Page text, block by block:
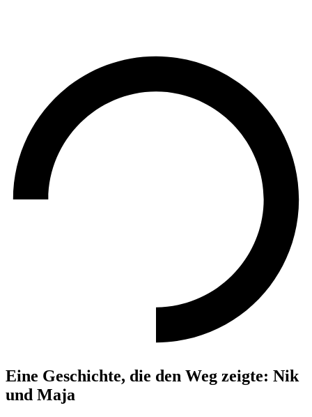
Eine Geschichte, die den Weg zeigte: Nik
und Maja